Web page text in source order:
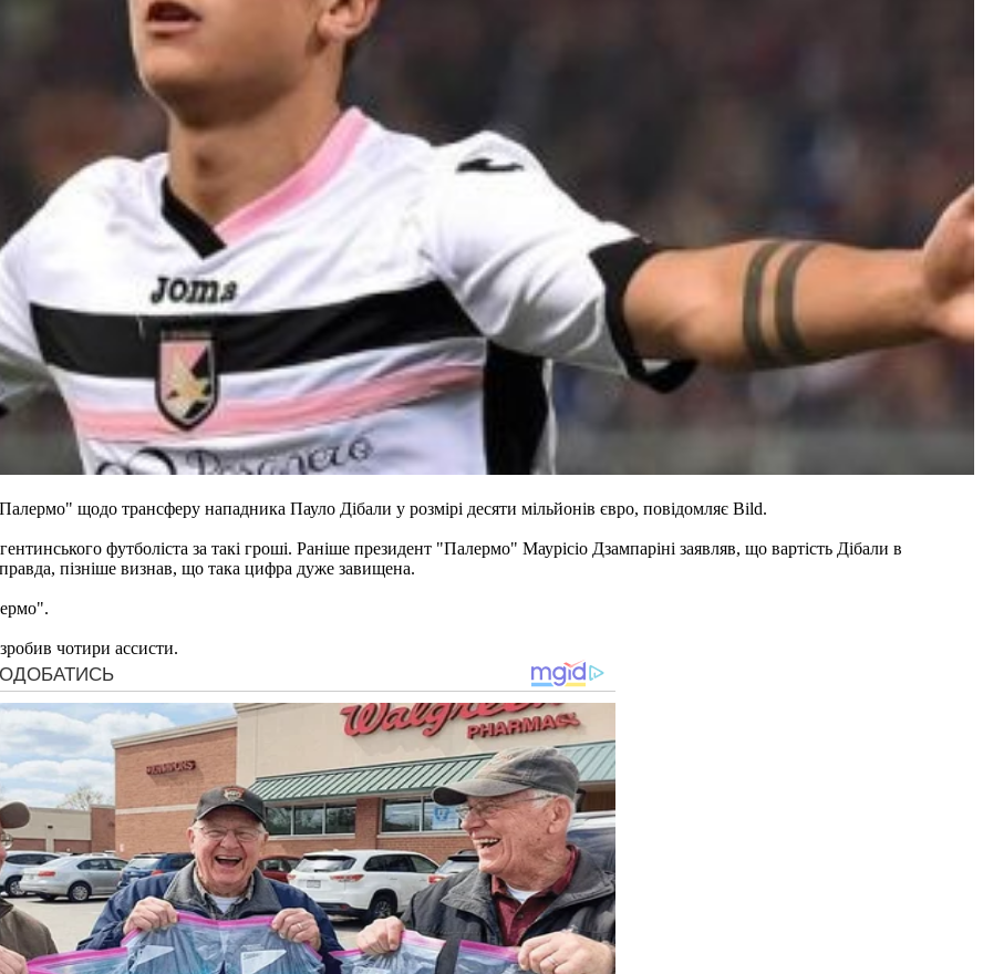
щодо трансферу нападника Пауло Дібали у розмірі десяти мільйонів євро, повідомляє Bild.
футболіста за такі гроші. Раніше президент "Палермо" Маурісіо Дзампаріні заявляв, що вартість Дібали в
пізніше визнав, що така цифра дуже завищена.
чотири ассисти.